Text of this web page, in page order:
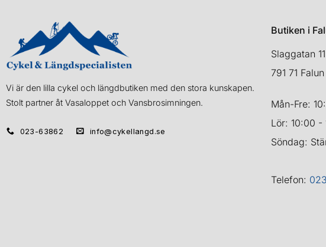
Vi är den lilla cykel och längdbutiken med den stora kunskapen.
Stolt partner åt Vasaloppet och Vansbrosimningen.
023-63862 info@cykellangd.se
Butiken i
Slaggatan 11
791 71 Falun
Mån-Fre:
Lör: 10:00 -
Söndag:
Telefon: